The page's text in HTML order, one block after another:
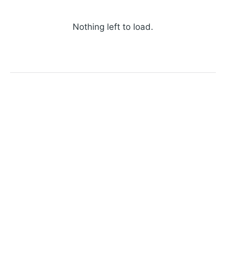
Nothing left to load.